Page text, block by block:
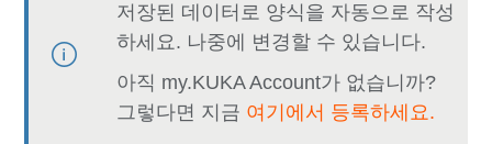
저장된 데이터로 양식을 자동으로 작성
하세요. 나중에 변경할 수 있습니다.
아직 my.KUKA Account가 없습니까?
그렇다면 지금 여기에서 등록하세요.